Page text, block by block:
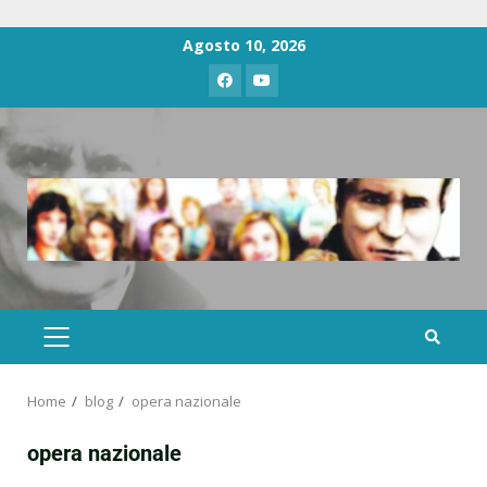
Agosto 10, 2026
Home blog opera nazionale
opera nazionale